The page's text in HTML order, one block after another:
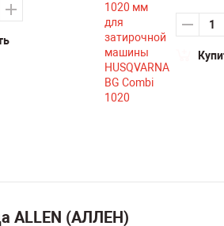
ALLEN (АЛЛЕН)